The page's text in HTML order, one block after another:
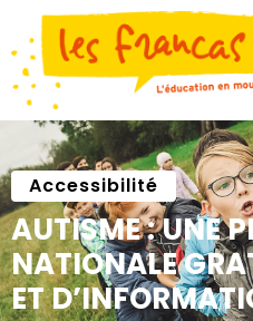
Accessibilité
AUTISME : UNE
NATIONALE
ET
Panneau de gestion des